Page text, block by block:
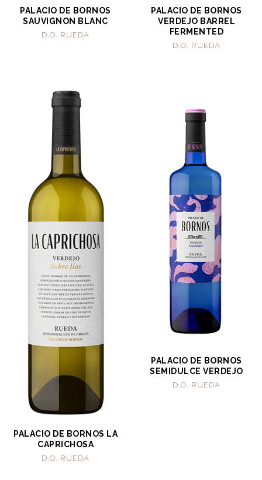
PALACIO DE BORNOS
SAUVIGNON BLANC
D.O. RUEDA
PALACIO DE BORNOS
VERDEJO BARREL
FERMENTED
D.O. RUEDA
PALACIO DE BORNOS LA
CAPRICHOSA
D.O. RUEDA
PALACIO DE BORNOS
SEMIDULCE VERDEJO
D.O. RUEDA